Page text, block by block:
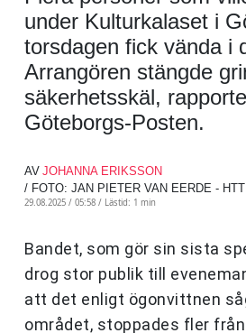
under Kulturkalaset i
torsdagen fick vända i
Arrangören stängde
säkerhetsskäl,
Göteborgs-Posten.
AV JOHANNA ERIKSSON
/ FOTO: JAN PIETER VAN EERDE -
29.08.2025 / 05:58 / Lästid: 1 min
Bandet, som gör sin sista
drog stor publik till
att det enligt ögonvittnen
området, stoppades fler